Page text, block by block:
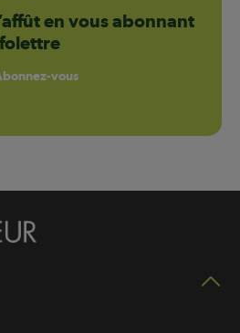
en vous abonnant
vous